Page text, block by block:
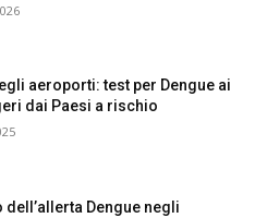
aeroporti: test per Dengue ai
dai Paesi a rischio
dell’allerta Dengue negli